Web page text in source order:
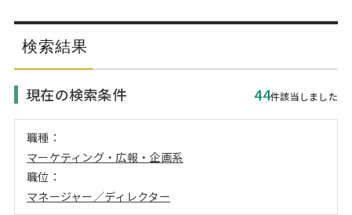
検索結果
現在の検索条件 44件該当しました
職種：
マーケティング・広報・企画系
職位：
マネージャー／ディレクター